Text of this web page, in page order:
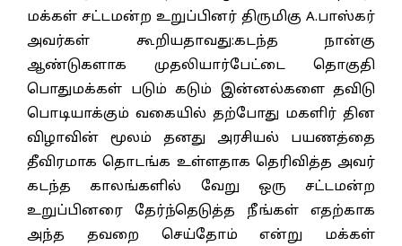
மக்கள் சட்டமன்ற உறுப்பினர் திருமிகு A.பாஸ்கர்
அவர்கள் கூறியதாவது:கடந்த நான்கு
ஆண்டுகளாக முதலியார்பேட்டை தொகுதி
பொதுமக்கள் படும் கடும் இன்னல்களை தவிடு
பொடியாக்கும் வகையில் தற்போது மகளிர் தின
விழாவின் மூலம் தனது அரசியல் பயணத்தை
தீவிரமாக தொடங்க உள்ளதாக தெரிவித்த அவர்
கடந்த காலங்களில் வேறு ஒரு சட்டமன்ற
உறுப்பினரை தேர்ந்தெடுத்த நீங்கள் எதற்காக
அந்த தவறை செய்தோம் என்று மக்கள்